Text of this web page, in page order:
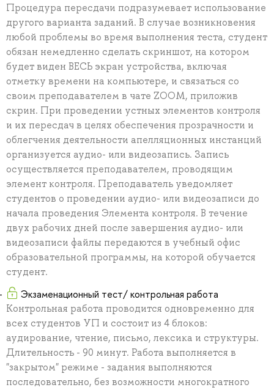
Процедура пересдачи подразумевает использование
другого варианта заданий. В случае возникновения
любой проблемы во время выполнения теста, студент
обязан немедленно сделать скриншот, на котором
будет виден ВЕСЬ экран устройства, включая
отметку времени на компьютере, и связаться со
своим преподавателем в чате ZOOM, приложив
скрин. При проведении устных элементов контроля
и их пересдач в целях обеспечения прозрачности и
облегчения деятельности апелляционных инстанций
организуется аудио- или видеозапись. Запись
осуществляется преподавателем, проводящим
элемент контроля. Преподаватель уведомляет
студентов о проведении аудио- или видеозаписи до
начала проведения Элемента контроля. В течение
двух рабочих дней после завершения аудио- или
видеозаписи файлы передаются в учебный офис
образовательной программы, на которой обучается
студент.
Экзаменационный тест/ контрольная работа
Контрольная работа проводится одновременно для
всех студентов УП и состоит из 4 блоков:
аудирование, чтение, письмо, лексика и структуры.
Длительность - 90 минут. Работа выполняется в
"закрытом" режиме - задания выполняются
последовательно, без возможности многократного